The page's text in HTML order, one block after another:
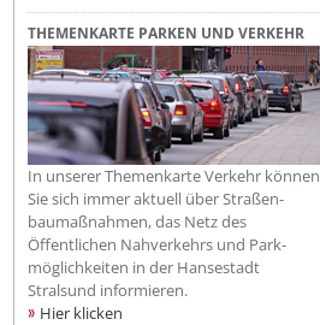
THEMENKARTE PARKEN UND VERKEHR
In unserer Themenkarte Verkehr können
Sie sich immer aktuell über Straßen-
baumaßnahmen, das Netz des
Öffentlichen Nahverkehrs und Park-
möglichkeiten in der Hansestadt
Stralsund informieren.
Hier klicken